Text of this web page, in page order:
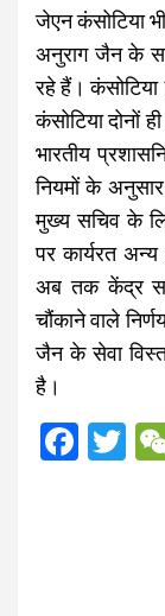
जेएन कंसोटिया
अनुराग जैन के
रहे हैं।
कंसोटिया दोनों
भारतीय
नियमों के
मुख्य सचिव के
पर कार्यरत
अब तक केंद्र
चौंकाने वाले
जैन के सेवा
है।
F
T